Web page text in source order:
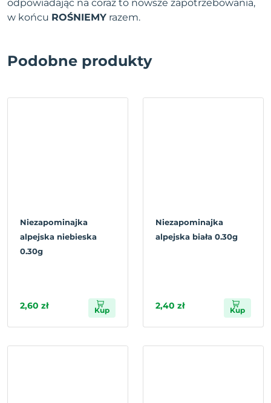
odpowiadając na coraz to nowsze zapotrzebowania,
w końcu ROŚNIEMY razem.
Podobne produkty
Niezapominajka
alpejska niebieska
0.30g
2,60 zł Kup
Niezapominajka
alpejska biała 0.30g
2,40 zł Kup